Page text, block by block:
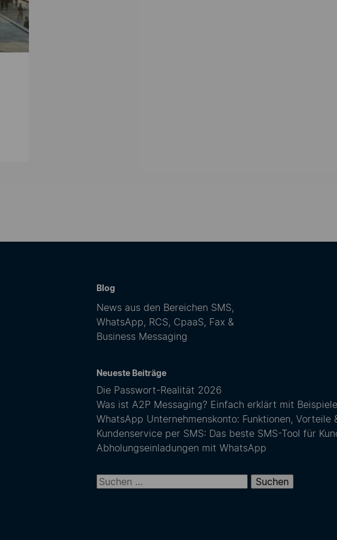
Blog
News aus den Bereichen SMS,
WhatsApp, RCS, CpaaS, Fax &
Business Messaging
Neueste Beiträge
Die Passwort-Realität 2026
Was ist A2P Messaging? Einfach erklärt mit
WhatsApp Unternehmenskonto: Funktionen, Vorteile
Kundenservice per SMS: Das beste SMS-Tool für
Abholungseinladungen mit WhatsApp
Suchen nach: